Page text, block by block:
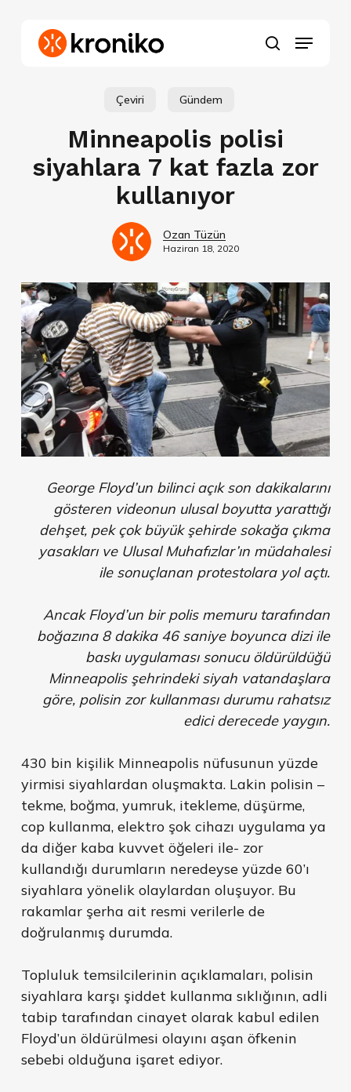
search
Menu
Çeviri Gündem
Minneapolis polisi
siyahlara 7 kat fazla zor
kullanıyor
Ozan Tüzün
Haziran 18, 2020
George Floyd’un bilinci açık son dakikalarını
gösteren videonun ulusal boyutta yarattığı
dehşet, pek çok büyük şehirde sokağa çıkma
yasakları ve Ulusal Muhafızlar’ın müdahalesi
ile sonuçlanan protestolara yol açtı.
Ancak Floyd’un bir polis memuru tarafından
boğazına 8 dakika 46 saniye boyunca dizi ile
baskı uygulaması sonucu öldürüldüğü
Minneapolis şehrindeki siyah vatandaşlara
göre, polisin zor kullanması durumu rahatsız
edici derecede yaygın.
430 bin kişilik Minneapolis nüfusunun yüzde
yirmisi siyahlardan oluşmakta. Lakin polisin –
tekme, boğma, yumruk, itekleme, düşürme,
cop kullanma, elektro şok cihazı uygulama ya
da diğer kaba kuvvet öğeleri ile- zor
kullandığı durumların neredeyse yüzde 60’ı
siyahlara yönelik olaylardan oluşuyor. Bu
rakamlar şerha ait resmi verilerle de
doğrulanmış durumda.
Topluluk temsilcilerinin açıklamaları, polisin
siyahlara karşı şiddet kullanma sıklığının, adli
tabip tarafından cinayet olarak kabul edilen
Floyd’un öldürülmesi olayını aşan öfkenin
sebebi olduğuna işaret ediyor.